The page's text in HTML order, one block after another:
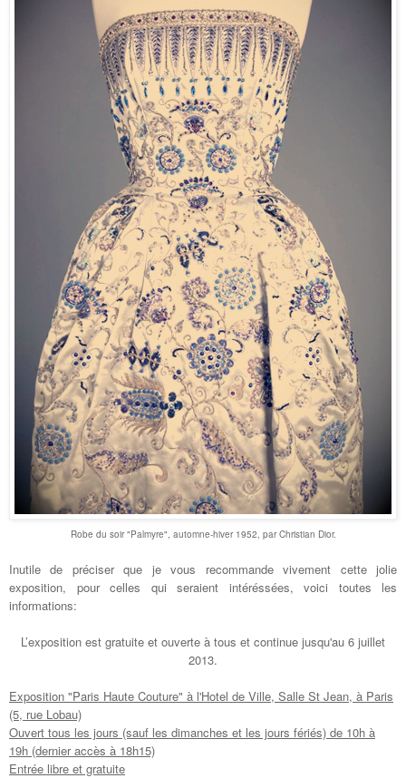
Robe du soir "Palmyre", automne-hiver 1952, par Christian Dior.
Inutile de préciser que je vous recommande vivement cette jolie
exposition, pour celles qui seraient intéréssées, voici toutes les
informations:
L’exposition est gratuite et ouverte à tous et continue jusqu'au 6 juillet
2013.
Exposition "Paris Haute Couture" à l'Hotel de Ville, Salle St Jean, à Paris
(5, rue Lobau)
Ouvert tous les jours (sauf les dimanches et les jours fériés) de 10h à
19h (dernier accès à 18h15)
Entrée libre et gratuite